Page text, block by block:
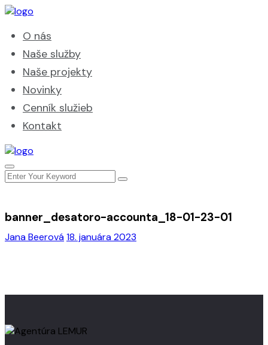
O nás
Naše služby
Naše projekty
Novinky
Cenník služieb
Kontakt
Jana Beerová18. januára 2023
banner_desatoro-accounta_18-01-23-01